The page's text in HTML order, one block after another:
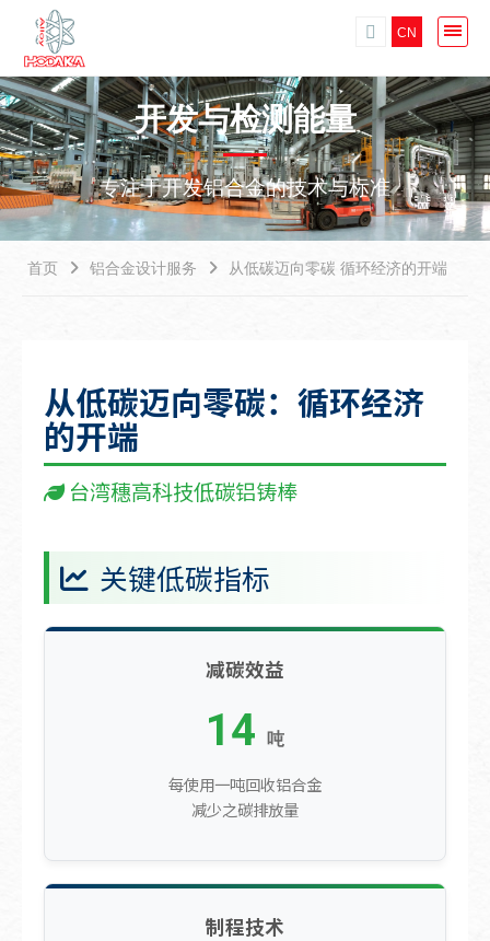
CN
开发与检测能量
专注于开发铝合金的技术与标准
首页 铝合金设计服务 从低碳迈向零碳 循环经济的开端
从低碳迈向零碳：循环经济
的开端
台湾穗高科技低碳铝铸棒
关键低碳指标
减碳效益
14 吨
每使用一吨回收铝合金
减少之碳排放量
制程技术